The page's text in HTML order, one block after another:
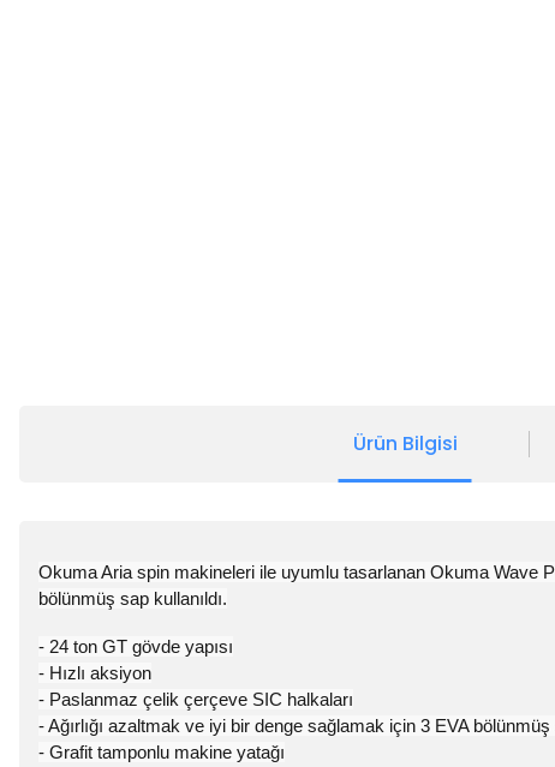
Ürün Bilgisi
Okuma Aria spin makineleri ile uyumlu tasarlanan Okuma Wave
bölünmüş sap kullanıldı.
- 24 ton GT gövde yapısı
- Hızlı aksiyon
- Paslanmaz çelik çerçeve SIC halkaları
- Ağırlığı azaltmak ve iyi bir denge sağlamak için 3 EVA
- Grafit tamponlu makine yatağı